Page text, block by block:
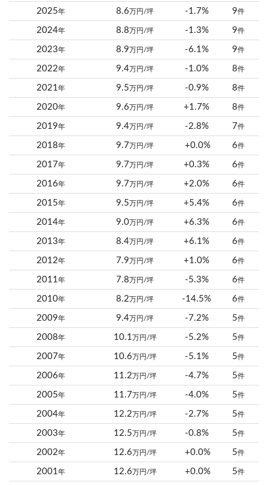
2025年 8.6 万円/坪 -1.7% 9件
2024年 8.8 万円/坪 -1.3% 9件
2023年 8.9 万円/坪 -6.1% 9件
2022年 9.4万円/坪 -1.0% 8件
2021年 9.5 万円/坪 -0.9% 8件
2020年 9.6 万円/坪 +1.7% 8件
2019年 9.4万円/坪 -2.8% 7件
2018年 9.7 万円/坪 +0.0% 6件
2017年 9.7 万円/坪 +0.3% 6件
2016年 9.7 万円/坪 +2.0% 6件
2015年 9.5 万円/坪 +5.4% 6件
2014年 9.0万円/坪 +6.3% 6件
2013年 8.4万円/坪 +6.1% 6件
2012年 7.9 万円/坪 +1.0% 6件
2011年 7.8 万円/坪 -5.3% 6件
2010年 8.2 万円/坪 -14.5% 6件
2009年 9.4万円/坪 -7.2% 5件
2008年 10.1 万円/坪 -5.2% 5件
2007年 10.6 万円/坪 -5.1% 5件
2006年 11.2 万円/坪 -4.7% 5件
2005年 11.7 万円/坪 -4.0% 5件
2004年 12.2 万円/坪 -2.7% 5件
2003年 12.5 万円/坪 -0.8% 5件
2002年 12.6 万円/坪 +0.0% 5件
2001年 12.6 万円/坪 +0.0% 5件